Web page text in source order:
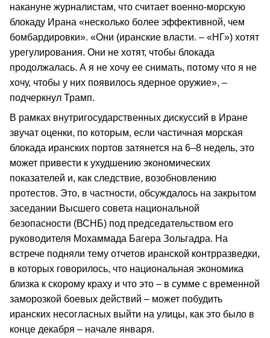
накануне журналистам, что считает военно-морскую
блокаду Ирана «несколько более эффективной, чем
бомбардировки». «Они (иранские власти. – «НГ») хотят
урегулирования. Они не хотят, чтобы блокада
продолжалась. А я не хочу ее снимать, потому что я не
хочу, чтобы у них появилось ядерное оружие», –
подчеркнул Трамп.
В рамках внутригосударственных дискуссий в Иране
звучат оценки, по которым, если частичная морская
блокада иранских портов затянется на 6–8 недель, это
может привести к ухудшению экономических
показателей и, как следствие, возобновлению
протестов. Это, в частности, обсуждалось на закрытом
заседании Высшего совета национальной
безопасности (ВСНБ) под председательством его
руководителя Мохаммада Багера Зольгадра. На
встрече подняли тему отчетов иранской контрразведки,
в которых говорилось, что национальная экономика
близка к скорому краху и что это – в сумме с временной
заморозкой боевых действий – может побудить
иранских несогласных выйти на улицы, как это было в
конце декабря – начале января.